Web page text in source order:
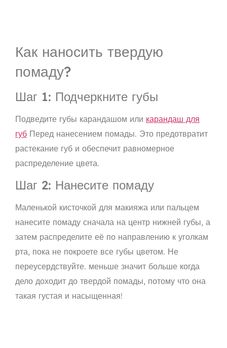
Как наносить твердую
помаду?
Шаг 1: Подчеркните губы
Подведите губы карандашом или карандаш для
губ Перед нанесением помады. Это предотвратит
растекание губ и обеспечит равномерное
распределение цвета.
Шаг 2: Нанесите помаду
Маленькой кисточкой для макияжа или пальцем
нанесите помаду сначала на центр нижней губы, а
затем распределите её по направлению к уголкам
рта, пока не покроете все губы цветом. Не
переусердствуйте. меньше значит больше когда
дело доходит до твердой помады, потому что она
такая густая и насыщенная!